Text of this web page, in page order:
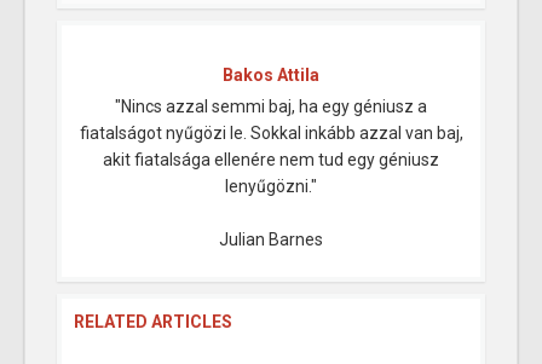
Bakos Attila
"Nincs azzal semmi baj, ha egy géniusz a
fiatalságot nyűgözi le. Sokkal inkább azzal van baj,
akit fiatalsága ellenére nem tud egy géniusz
lenyűgözni."
Julian Barnes
RELATED ARTICLES